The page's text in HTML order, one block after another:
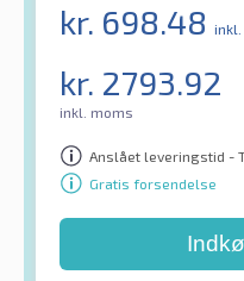
kr. 698.48
kr. 2793.92
inkl. moms
Anslået leveringstid -
Gratis forsendelse